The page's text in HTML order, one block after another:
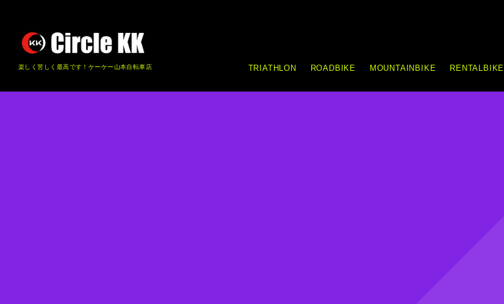
楽しく苦しく最高です！ケーケー山本自転車店 TRIATHLON ROADBIKE MOUNTAINBIKE RENTALBIKE